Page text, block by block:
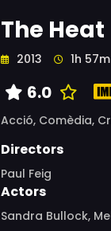
The Heat
2013 1h 57m
6.0
Acció, Comèdia,
Directors
Paul Feig
Actors
Sandra Bullock,